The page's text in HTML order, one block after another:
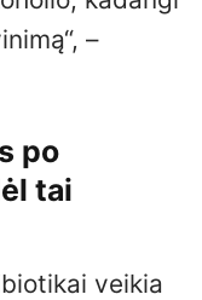
–
po
tai
veikia